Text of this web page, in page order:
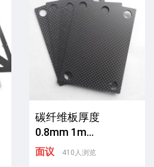
碳纤维板厚度
0.8mm 1m...
面议 410人浏览